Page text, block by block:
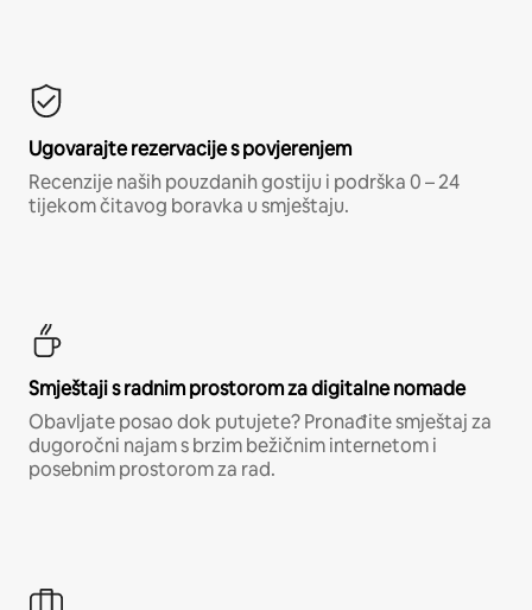
Ugovarajte rezervacije s povjerenjem
Recenzije naših pouzdanih gostiju i podrška 0 – 24
tijekom čitavog boravka u smještaju.
Smještaji s radnim prostorom za digitalne nomade
Obavljate posao dok putujete? Pronađite smještaj za
dugoročni najam s brzim bežičnim internetom i
posebnim prostorom za rad.